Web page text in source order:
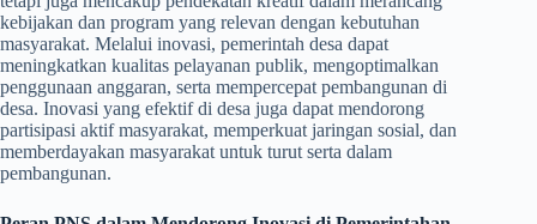
kebijakan dan program yang relevan dengan kebutuhan
masyarakat. Melalui inovasi, pemerintah desa dapat
meningkatkan kualitas pelayanan publik, mengoptimalkan
penggunaan anggaran, serta mempercepat pembangunan di
desa. Inovasi yang efektif di desa juga dapat mendorong
partisipasi aktif masyarakat, memperkuat jaringan sosial, dan
memberdayakan masyarakat untuk turut serta dalam
pembangunan.